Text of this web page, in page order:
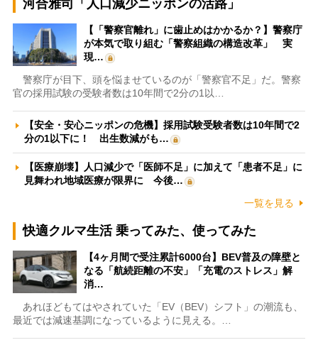
河合雅司「人口減少ニッポンの活路」
【「警察官離れ」に歯止めはかかるか？】警察庁
が本気で取り組む「警察組織の構造改革」 実
現…
警察庁が目下、頭を悩ませているのが「警察官不足」だ。警察
官の採用試験の受験者数は10年間で2分の1以…
【安全・安心ニッポンの危機】採用試験受験者数は10年間で2
分の1以下に！ 出生数減がも…
【医療崩壊】人口減少で「医師不足」に加えて「患者不足」に
見舞われ地域医療が限界に 今後…
一覧を見る
快適クルマ生活 乗ってみた、使ってみた
【4ヶ月間で受注累計6000台】BEV普及の障壁と
なる「航続距離の不安」「充電のストレス」解
消…
あれほどもてはやされていた「EV（BEV）シフト」の潮流も、
最近では減速基調になっているように見える。…